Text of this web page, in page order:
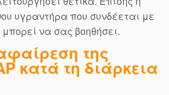
υγραντήρα που συνδέεται με
να σας βοηθήσει.
της
κατά τη διάρκεια